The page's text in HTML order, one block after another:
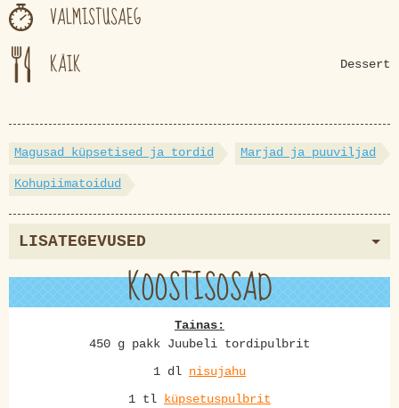
VALMISTUSAEG
KÄIK
Dessert
Magusad küpsetised ja tordid Marjad ja puuviljad
Kohupiimatoidud
LISATEGEVUSED
KOOSTISOSAD
Tainas:
450 g pakk Juubeli tordipulbrit
1 dl nisujahu
1 tl küpsetuspulbrit